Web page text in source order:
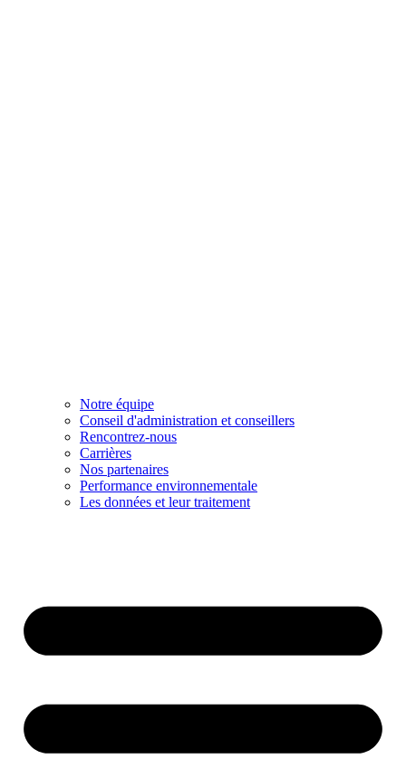
Notre équipe
Conseil d'administration et conseillers
Rencontrez-nous
Carrières
Nos partenaires
Performance environnementale
Les données et leur traitement